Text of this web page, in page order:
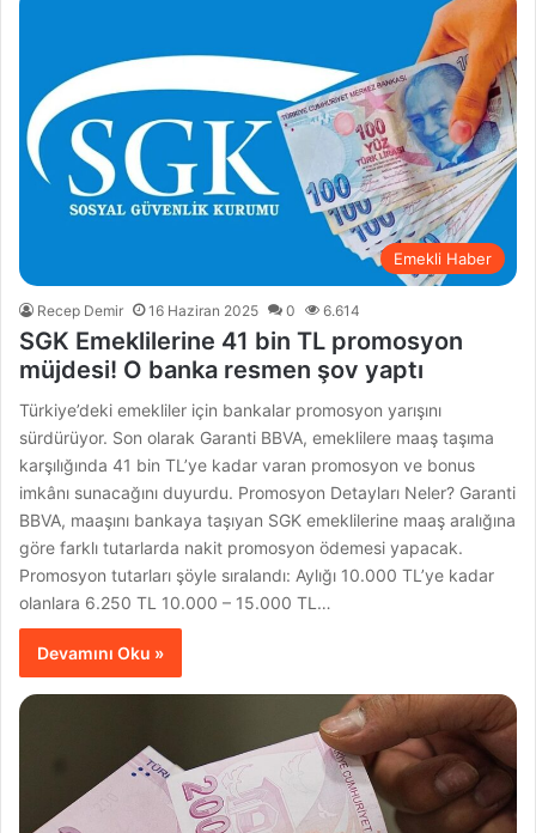
Emekli Haber
Recep Demir 16 Haziran 2025 0 6.614
SGK Emeklilerine 41 bin TL promosyon
müjdesi! O banka resmen şov yaptı
Türkiye’deki emekliler için bankalar promosyon yarışını
sürdürüyor. Son olarak Garanti BBVA, emeklilere maaş taşıma
karşılığında 41 bin TL’ye kadar varan promosyon ve bonus
imkânı sunacağını duyurdu. Promosyon Detayları Neler? Garanti
BBVA, maaşını bankaya taşıyan SGK emeklilerine maaş aralığına
göre farklı tutarlarda nakit promosyon ödemesi yapacak.
Promosyon tutarları şöyle sıralandı: Aylığı 10.000 TL’ye kadar
olanlara 6.250 TL 10.000 – 15.000 TL…
Devamını Oku »